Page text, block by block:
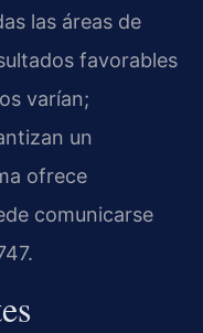
las áreas de
favorables
varían;
un
ofrece
comunicarse